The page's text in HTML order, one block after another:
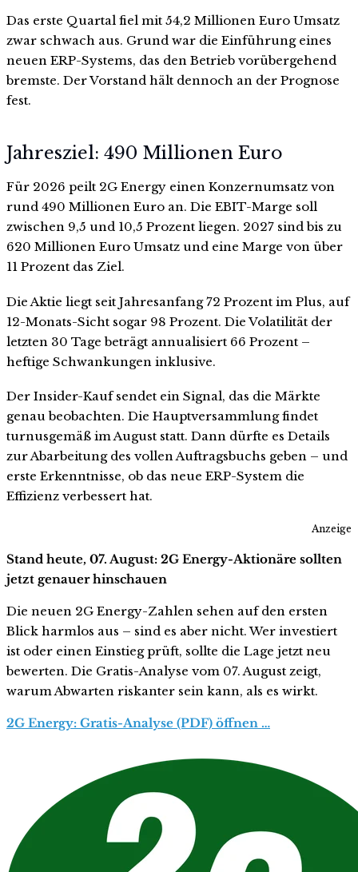
Das erste Quartal fiel mit 54,2 Millionen Euro Umsatz
zwar schwach aus. Grund war die Einführung eines
neuen ERP-Systems, das den Betrieb vorübergehend
bremste. Der Vorstand hält dennoch an der Prognose
fest.
Jahresziel: 490 Millionen Euro
Für 2026 peilt 2G Energy einen Konzernumsatz von
rund 490 Millionen Euro an. Die EBIT-Marge soll
zwischen 9,5 und 10,5 Prozent liegen. 2027 sind bis zu
620 Millionen Euro Umsatz und eine Marge von über
11 Prozent das Ziel.
Die Aktie liegt seit Jahresanfang 72 Prozent im Plus, auf
12-Monats-Sicht sogar 98 Prozent. Die Volatilität der
letzten 30 Tage beträgt annualisiert 66 Prozent –
heftige Schwankungen inklusive.
Der Insider-Kauf sendet ein Signal, das die Märkte
genau beobachten. Die Hauptversammlung findet
turnusgemäß im August statt. Dann dürfte es Details
zur Abarbeitung des vollen Auftragsbuchs geben – und
erste Erkenntnisse, ob das neue ERP-System die
Effizienz verbessert hat.
Anzeige
Stand heute, 07. August: 2G Energy-Aktionäre sollten
jetzt genauer hinschauen
Die neuen 2G Energy-Zahlen sehen auf den ersten
Blick harmlos aus – sind es aber nicht. Wer investiert
ist oder einen Einstieg prüft, sollte die Lage jetzt neu
bewerten. Die Gratis-Analyse vom 07. August zeigt,
warum Abwarten riskanter sein kann, als es wirkt.
2G Energy: Gratis-Analyse (PDF) öffnen …